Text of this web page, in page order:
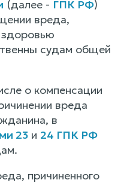
(далее - ГПК РФ)
вреда,
здоровью
судам общей
о компенсации
вреда
в
23 и 24 ГПК РФ
причиненного